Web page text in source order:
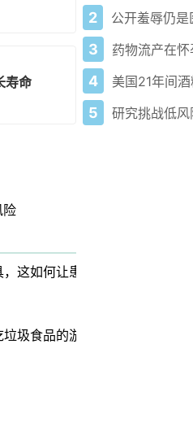
寿命
险
这如何让患者受害
圾食品的游戏玩家神话
2
3 药物流产在
4 美国21年间
5